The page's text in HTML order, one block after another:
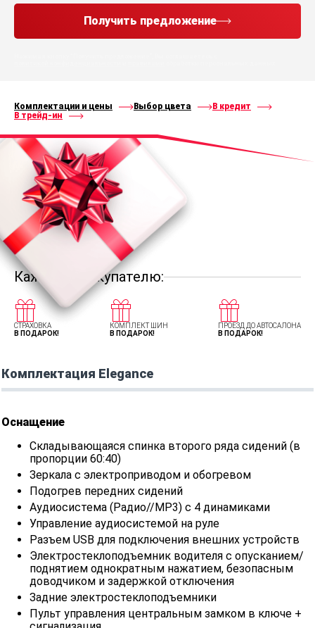
Получить предложение
Комплектации и цены Выбор цвета
В кредит
В трейд-ин
Каждому покупателю:
СТРАХОВКА
В ПОДАРОК!
КОМПЛЕКТ ШИН
В ПОДАРОК!
ПРОЕЗД ДО АВТОСАЛОНА
В ПОДАРОК!
Комплектация Elegance
Оснащение
Складывающаяся спинка второго ряда сидений (в
пропорции 60:40)
Зеркала с электроприводом и обогревом
Подогрев передних сидений
Аудиосистема (Радио//MP3) с 4 динамиками
Управление аудиосистемой на руле
Разъем USB для подключения внешних устройств
Электростеклоподъемник водителя с опусканием/
поднятием однократным нажатием, безопасным
доводчиком и задержкой отключения
Задние электростеклоподъемники
Пульт управления центральным замком в ключе +